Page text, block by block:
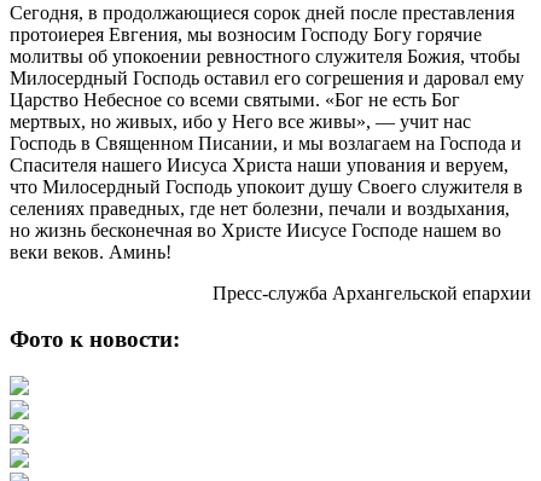
Сегодня, в продолжающиеся сорок дней после преставления
протоиерея Евгения, мы возносим Господу Богу горячие
молитвы об упокоении ревностного служителя Божия, чтобы
Милосердный Господь оставил его согрешения и даровал ему
Царство Небесное со всеми святыми. «Бог не есть Бог
мертвых, но живых, ибо у Него все живы», — учит нас
Господь в Священном Писании, и мы возлагаем на Господа и
Спасителя нашего Иисуса Христа наши упования и веруем,
что Милосердный Господь упокоит душу Своего служителя в
селениях праведных, где нет болезни, печали и воздыхания,
но жизнь бесконечная во Христе Иисусе Господе нашем во
веки веков. Аминь!
Пресс-служба Архангельской епархии
Фото к новости: